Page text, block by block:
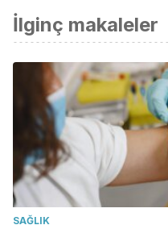
İlginç makaleler
SAĞLIK